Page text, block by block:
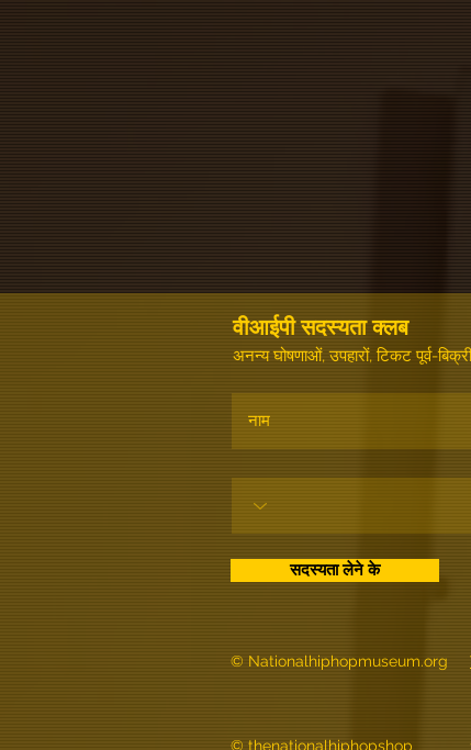
वीआईपी सदस्यता क्लब
अनन्य घोषणाओं, उपहारों, टिकट पूर्व-
सदस्यता लेने के
© Nationalhiphopmuseum.org
© thenationalhiphopshop